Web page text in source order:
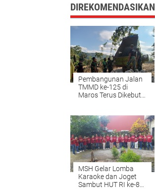
DIREKOMENDASIKAN
Pembangunan Jalan
TMMD ke-125 di
Maros Terus Dikebut,
Putih
MSH Gelar Lomba
Karaoke dan Joget
Sambut HUT RI ke-80,